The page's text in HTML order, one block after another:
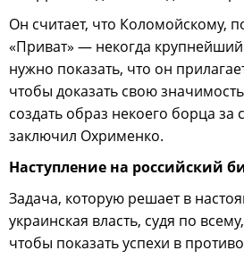
Он считает, что Коломойскому,
«Приват» — некогда
нужно показать, что он
чтобы доказать свою
создать образ некоего борца
заключил Охрименко.
Наступление на российский
Задача, которую решает в
украинская власть, судя по
чтобы показать успехи в